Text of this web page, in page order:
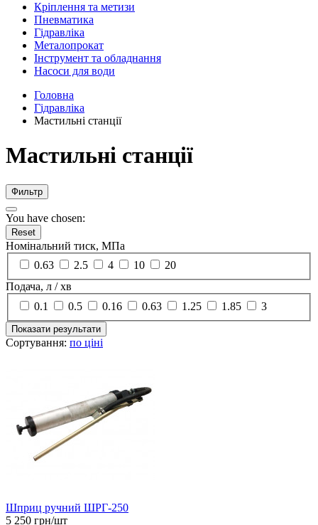
Кріплення та метизи
Пневматика
Гідравліка
Металопрокат
Інструмент та обладнання
Насоси для води
Головна
Гідравліка
Мастильні станції
Мастильні станції
Фильтр
You have chosen:
Reset
Номінальний тиск, МПа
0.63
2.5 4 10
20
Подача, л / хв
0.1
0.5 0.16 0.63 1.25 1.85 3
Показати результати
Сортування: по ціні
Шприц ручний ШРГ-250
5 250 грн/шт